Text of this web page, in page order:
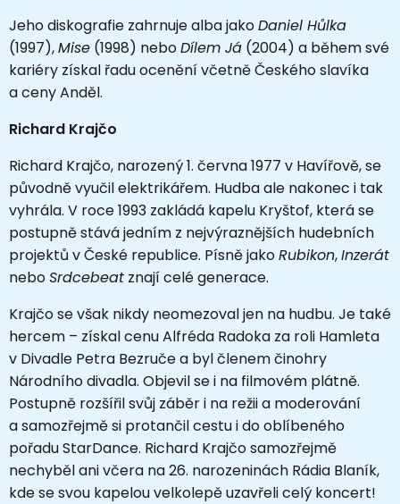
Jeho diskografie zahrnuje alba jakoDaniel Hůlka
(1997),Mise (1998) neboDílem Já (2004) a během své
kariéry získal řadu ocenění včetně Českého slavíka
a ceny Anděl.
Richard Krajčo
Richard Krajčo, narozený 1. června 1977 v Havířově, se
původně vyučil elektrikářem. Hudba ale nakonec i tak
vyhrála. V roce 1993 zakládá kapelu Kryštof, která se
postupně stává jedním z nejvýraznějších hudebních
projektů v České republice. Písně jakoRubikon,Inzerát
neboSrdcebeat znají celé generace.
Krajčo se však nikdy neomezoval jen na hudbu. Je také
hercem – získal cenu Alfréda Radoka za roli Hamleta
v Divadle Petra Bezruče a byl členem činohry
Národního divadla. Objevil se i na filmovém plátně.
Postupně rozšířil svůj záběr i na režii a moderování
a samozřejmě si protančil cestu i do oblíbeného
pořadu StarDance. Richard Krajčo samozřejmě
nechyběl ani včera na 26. narozeninách Rádia Blaník,
kde se svou kapelou velkolepě uzavřeli celý koncert!